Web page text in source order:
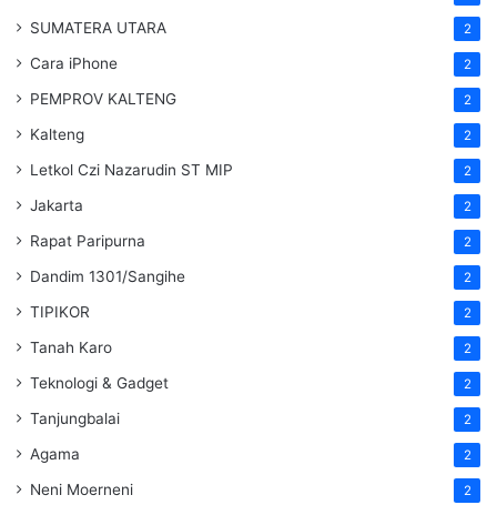
SUMATERA UTARA 2
Cara iPhone 2
PEMPROV KALTENG 2
Kalteng 2
Letkol Czi Nazarudin ST MIP 2
Jakarta 2
Rapat Paripurna 2
Dandim 1301/Sangihe 2
TIPIKOR 2
Tanah Karo 2
Teknologi & Gadget 2
Tanjungbalai 2
Agama 2
Neni Moerneni 2